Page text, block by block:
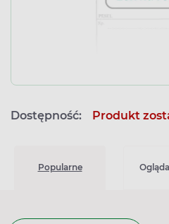
Dostępność: Produkt
Popularne